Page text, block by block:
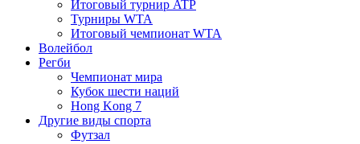
Итоговый турнир ATP
Турниры WTA
Итоговый чемпионат WTA
Волейбол
Регби
Чемпионат мира
Кубок шести наций
Hong Kong 7
Другие виды спорта
Футзал